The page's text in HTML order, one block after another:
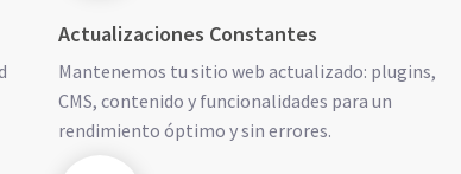
Actualizaciones Constantes
Mantenemos tu sitio web actualizado: plugins,
CMS, contenido y funcionalidades para un
rendimiento óptimo y sin errores.